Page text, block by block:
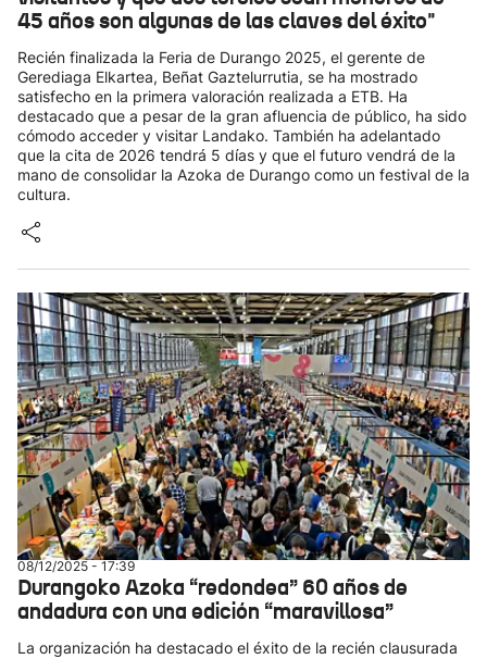
45 años son algunas de las claves del éxito"
Recién finalizada la Feria de Durango 2025, el gerente de
Gerediaga Elkartea, Beñat Gaztelurrutia, se ha mostrado
satisfecho en la primera valoración realizada a ETB. Ha
destacado que a pesar de la gran afluencia de público, ha sido
cómodo acceder y visitar Landako. También ha adelantado
que la cita de 2026 tendrá 5 días y que el futuro vendrá de la
mano de consolidar la Azoka de Durango como un festival de la
cultura.
08/12/2025 - 17:39
Durangoko Azoka “redondea” 60 años de
andadura con una edición “maravillosa”
La organización ha destacado el éxito de la recién clausurada